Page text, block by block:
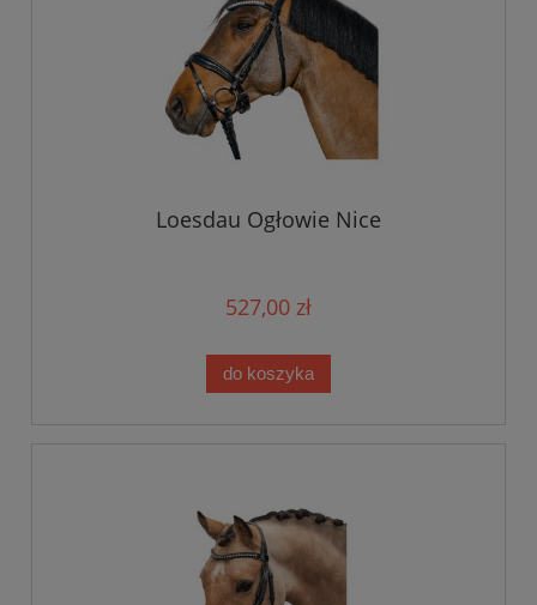
Loesdau Ogłowie Nice
527,00 zł
do koszyka